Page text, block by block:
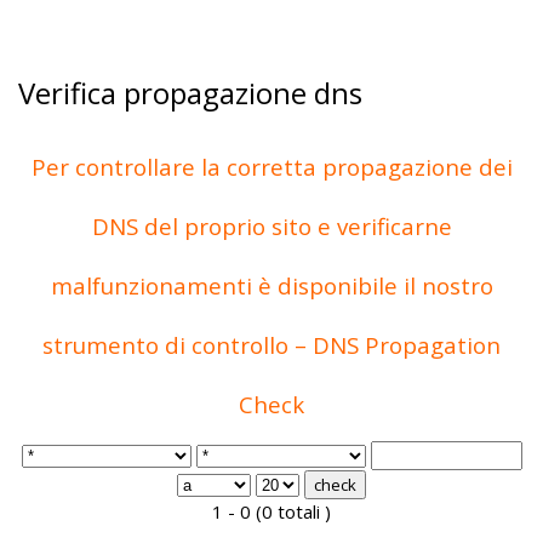
Verifica propagazione dns
Per controllare la corretta propagazione dei
DNS del proprio sito e verificarne
malfunzionamenti è disponibile il nostro
strumento di controllo – DNS Propagation
Check
1 - 0 (0 totali )